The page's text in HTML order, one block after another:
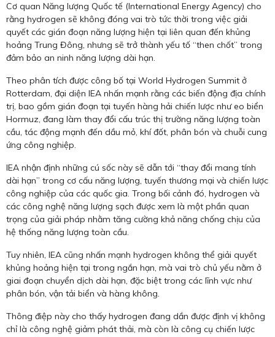
Cơ quan Năng lượng Quốc tế (International Energy Agency) cho
rằng hydrogen sẽ không đóng vai trò tức thời trong việc giải
quyết các gián đoạn năng lượng hiện tại liên quan đến khủng
hoảng Trung Đông, nhưng sẽ trở thành yếu tố “then chốt” trong
đảm bảo an ninh năng lượng dài hạn.
Theo phân tích được công bố tại World Hydrogen Summit ở
Rotterdam, đại diện IEA nhấn mạnh rằng các biến động địa chính
trị, bao gồm gián đoạn tại tuyến hàng hải chiến lược như eo biển
Hormuz, đang làm thay đổi cấu trúc thị trường năng lượng toàn
cầu, tác động mạnh đến dầu mỏ, khí đốt, phân bón và chuỗi cung
ứng công nghiệp.
IEA nhận định những cú sốc này sẽ dẫn tới “thay đổi mang tính
dài hạn” trong cơ cấu năng lượng, tuyến thương mại và chiến lược
công nghiệp của các quốc gia. Trong bối cảnh đó, hydrogen và
các công nghệ năng lượng sạch được xem là một phần quan
trọng của giải pháp nhằm tăng cường khả năng chống chịu của
hệ thống năng lượng toàn cầu.
Tuy nhiên, IEA cũng nhấn mạnh hydrogen không thể giải quyết
khủng hoảng hiện tại trong ngắn hạn, mà vai trò chủ yếu nằm ở
giai đoạn chuyển dịch dài hạn, đặc biệt trong các lĩnh vực như
phân bón, vận tải biển và hàng không.
Thông điệp này cho thấy hydrogen đang dần được định vị không
chỉ là công nghệ giảm phát thải, mà còn là công cụ chiến lược